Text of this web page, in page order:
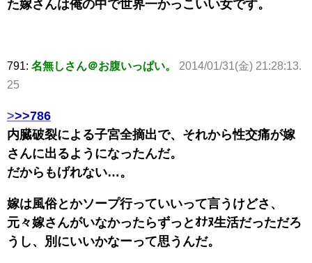
た嫁さんは俺の中で世界一かっこいい女です。
791: 名無しさん＠お腹いっぱい。
2014/01/31(金) 21:28:13.
25
>>>786
内臓破裂による子宮全摘出で、それから性交痛が嫁
さんに出るようになったんだ。
だからもげれない…。
嫁は風俗とかソープ行っていいって言うけどさ、
元々嫁さんがいなかったらずっとｵﾅﾇ生活だっただろ
うし、別にいいかなーって思うんだ。